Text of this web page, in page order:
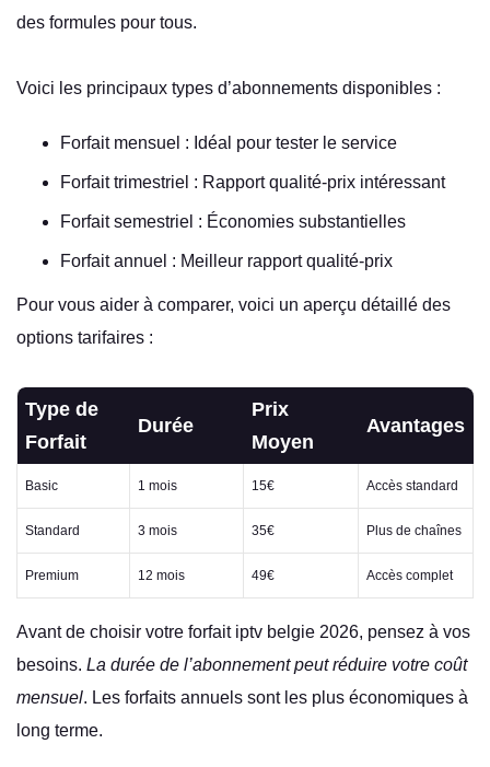
des formules pour tous.
Voici les principaux types d’abonnements disponibles :
Forfait mensuel : Idéal pour tester le service
Forfait trimestriel : Rapport qualité-prix intéressant
Forfait semestriel : Économies substantielles
Forfait annuel : Meilleur rapport qualité-prix
Pour vous aider à comparer, voici un aperçu détaillé des
options tarifaires :
Type de
Forfait
Durée
Prix
Moyen
Avantages
Basic 1 mois 15€ Accès standard
Standard 3 mois 35€ Plus de chaînes
Premium 12 mois 49€ Accès complet
Avant de choisir votre forfait iptv belgie 2026, pensez à vos
besoins. La durée de l’abonnement peut réduire votre coût
mensuel. Les forfaits annuels sont les plus économiques à
long terme.